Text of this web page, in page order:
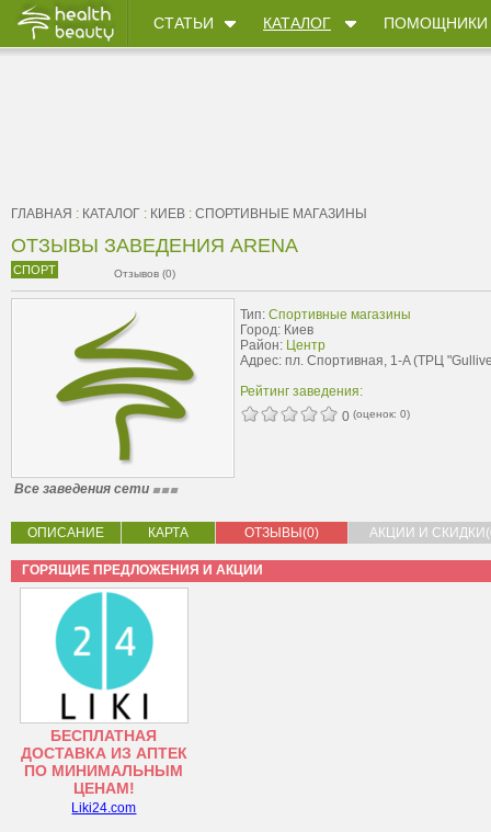
СТАТЬИ КАТАЛОГ ПОМОЩНИКИ
ГЛАВНАЯ : КАТАЛОГ : КИЕВ : CПОРТИВНЫЕ МАГАЗИНЫ
ОТЗЫВЫ ЗАВЕДЕНИЯ ARENA
СПОРТ Отзывов (0)
Тип: Cпортивные магазины
Город: Киев
Район: Центр
Адрес: пл. Спортивная, 1-A (ТРЦ
Рейтинг заведения:
0 (оценок: 0)
Все заведения сети
ОПИСАНИЕ КАРТА ОТЗЫВЫ(0) АКЦИИ И
ГОРЯЩИЕ ПРЕДЛОЖЕНИЯ И АКЦИИ
БЕСПЛАТНАЯ
ДОСТАВКА ИЗ АПТЕК
ПО МИНИМАЛЬНЫМ
ЦЕНАМ!
Liki24.com